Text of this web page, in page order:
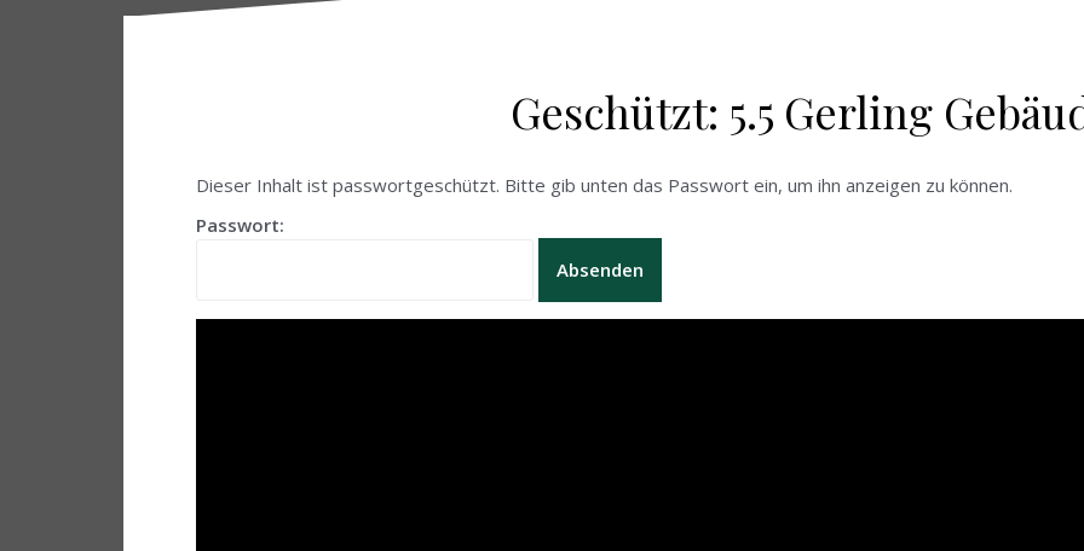
Geschützt: 5.5 Gerling
Dieser Inhalt ist passwortgeschützt. Bitte gib unten das Passwort ein, um ihn anzeigen zu können.
Passwort: